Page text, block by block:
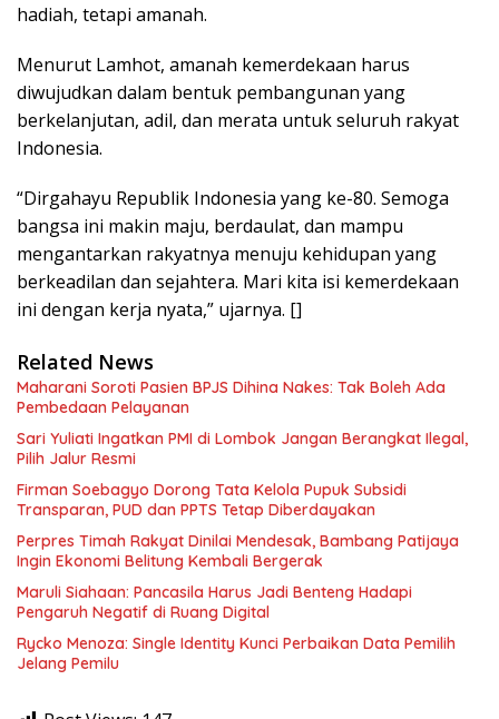
hadiah, tetapi amanah.
Menurut Lamhot, amanah kemerdekaan harus
diwujudkan dalam bentuk pembangunan yang
berkelanjutan, adil, dan merata untuk seluruh rakyat
Indonesia.
“Dirgahayu Republik Indonesia yang ke-80. Semoga
bangsa ini makin maju, berdaulat, dan mampu
mengantarkan rakyatnya menuju kehidupan yang
berkeadilan dan sejahtera. Mari kita isi kemerdekaan
ini dengan kerja nyata,” ujarnya. []
Related News
Maharani Soroti Pasien BPJS Dihina Nakes: Tak Boleh Ada
Pembedaan Pelayanan
Sari Yuliati Ingatkan PMI di Lombok Jangan Berangkat Ilegal,
Pilih Jalur Resmi
Firman Soebagyo Dorong Tata Kelola Pupuk Subsidi
Transparan, PUD dan PPTS Tetap Diberdayakan
Perpres Timah Rakyat Dinilai Mendesak, Bambang Patijaya
Ingin Ekonomi Belitung Kembali Bergerak
Maruli Siahaan: Pancasila Harus Jadi Benteng Hadapi
Pengaruh Negatif di Ruang Digital
Rycko Menoza: Single Identity Kunci Perbaikan Data Pemilih
Jelang Pemilu